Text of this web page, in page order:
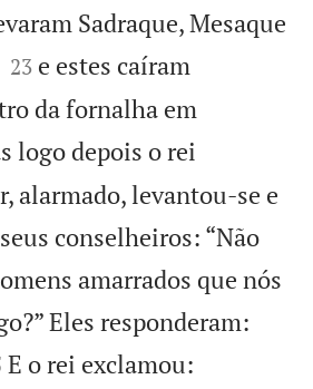
Sadraque, Mesaque


23 e estes caíram
da fornalha em
logo depois o rei
alarmado, levantou-se e
conselheiros: “Não
amarrados que nós
Eles responderam:
E o rei exclamou: